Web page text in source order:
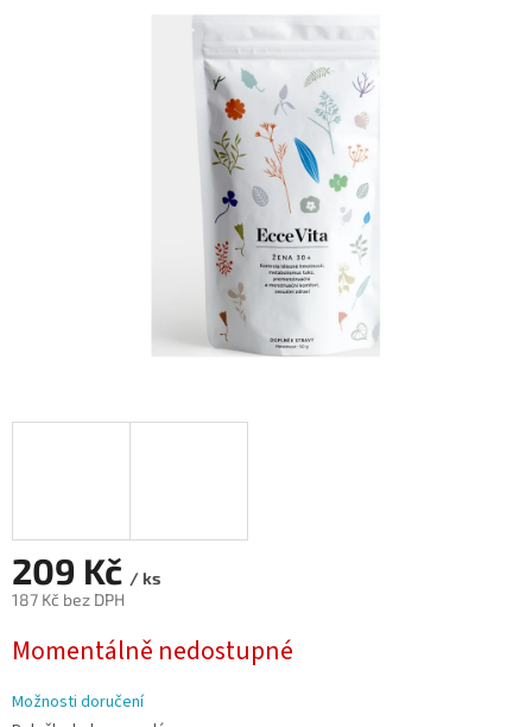
209 Kč / ks
187 Kč bez DPH
cena:
Momentálně nedostupné
Možnosti doručení